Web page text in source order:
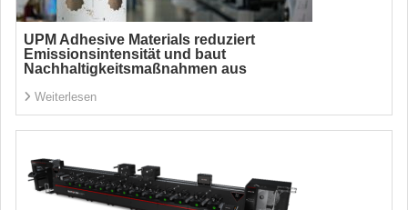
UPM Adhesive Materials reduziert
Emissionsintensität und baut
Nachhaltigkeitsmaßnahmen aus
Weiterlesen